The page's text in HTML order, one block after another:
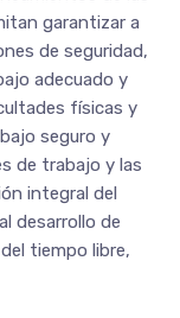
garantizar a
de seguridad,
adecuado y
físicas y
seguro y
de trabajo y las
integral del
desarrollo de
tiempo libre,